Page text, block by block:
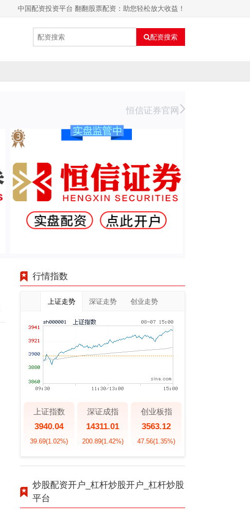
中国配资投资平台 翻翻股票配资：助您轻松放大收益！
配资搜索
恒信证券官网
行情指数
上证走势 深证走势 创业走势
上证指数
3940.04
39.69(1.02%)
深证成指
14311.01
200.89(1.42%)
创业板指
3563.12
47.56(1.35%)
炒股配资开户_杠杆炒股开户_杠杆炒股
平台